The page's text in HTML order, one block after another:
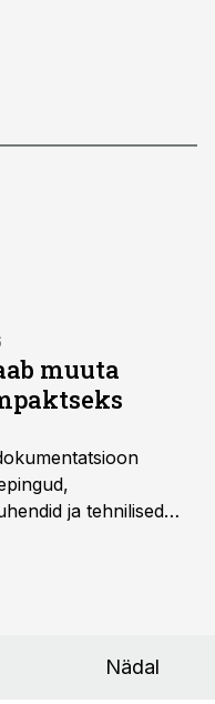
muuta
ja tehnilised
Nädal